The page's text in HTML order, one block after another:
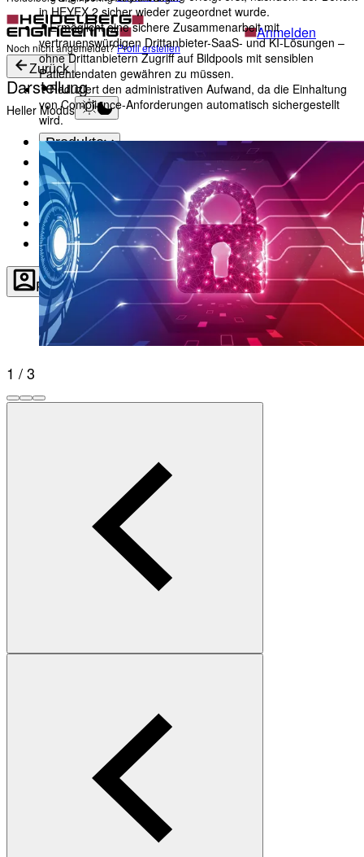
Anmelden
Noch nicht angemeldet?Profil erstellen
Zurück
Darstellung
Heller Modus
Produkte
Academy
News & Events
Service & Support
Über uns
Kontakt
Profil Darstellung
in HEYEX 2 sicher wieder zugeordnet wurde.
Ermöglicht eine sichere Zusammenarbeit mit
vertrauenswürdigen Drittanbieter-SaaS- und KI-Lösungen –
ohne Drittanbietern Zugriff auf Bildpools mit sensiblen
Patientendaten gewähren zu müssen.
Reduziert den administrativen Aufwand, da die Einhaltung
von Compliance-Anforderungen automatisch sichergestellt
wird.
1 / 3